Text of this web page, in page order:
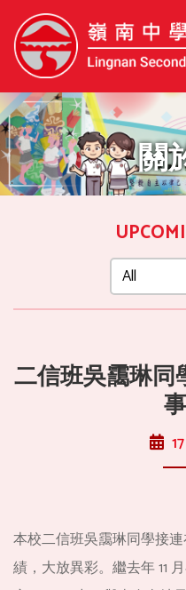
關
二信班吳靄琳
本校二信班吳靄琳同學接
績， 大放異彩。繼去年 11